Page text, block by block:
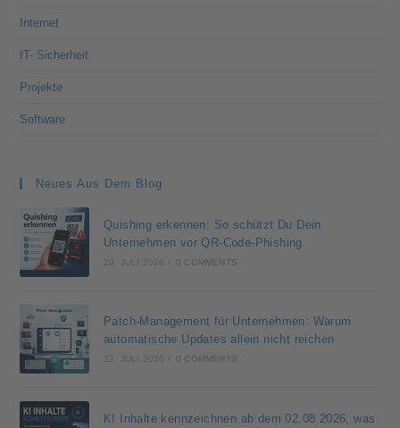
Internet
IT- Sicherheit
Projekte
Software
Neues Aus Dem Blog
Quishing erkennen: So schützt Du Dein
Unternehmen vor QR-Code-Phishing
29. JULI 2026 0 COMMENTS
Patch-Management für Unternehmen: Warum
automatische Updates allein nicht reichen
22. JULI 2026 0 COMMENTS
KI Inhalte kennzeichnen ab dem 02.08.2026, was